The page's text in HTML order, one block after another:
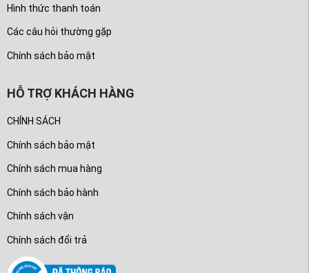
Hình thức thanh toán
Các câu hỏi thường gặp
Chính sách bảo mật
HỖ TRỢ KHÁCH HÀNG
CHÍNH SÁCH
Chính sách bảo mật
Chính sách mua hàng
Chính sách bảo hành
Chính sách vận
Chính sách đổi trả